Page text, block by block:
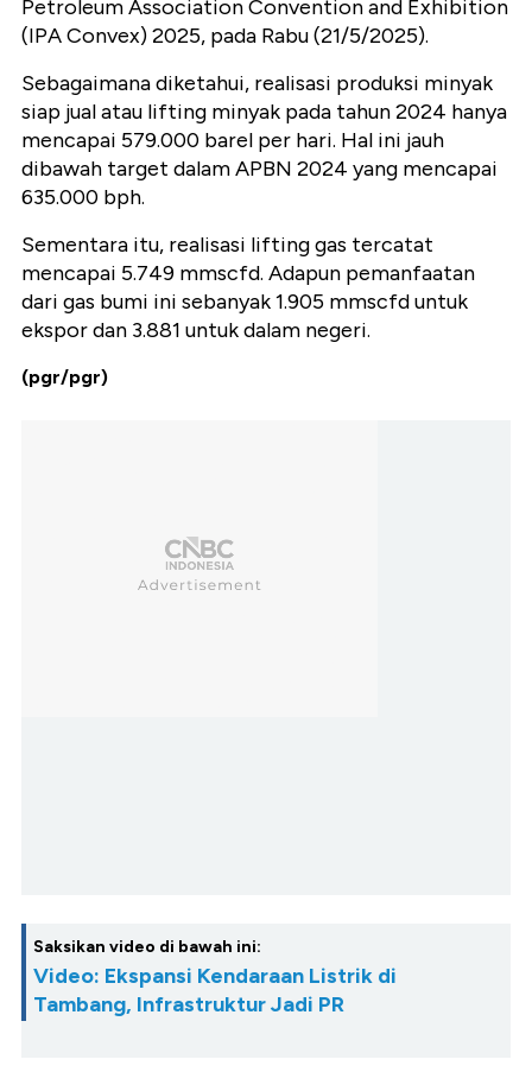
Petroleum Association Convention and Exhibition
(IPA Convex) 2025, pada Rabu (21/5/2025).
Sebagaimana diketahui, realisasi produksi minyak
siap jual atau lifting minyak pada tahun 2024 hanya
mencapai 579.000 barel per hari. Hal ini jauh
dibawah target dalam APBN 2024 yang mencapai
635.000 bph.
Sementara itu, realisasi lifting gas tercatat
mencapai 5.749 mmscfd. Adapun pemanfaatan
dari gas bumi ini sebanyak 1.905 mmscfd untuk
ekspor dan 3.881 untuk dalam negeri.
(pgr/pgr)
Saksikan video di bawah ini:
Video: Ekspansi Kendaraan Listrik di
Tambang, Infrastruktur Jadi PR